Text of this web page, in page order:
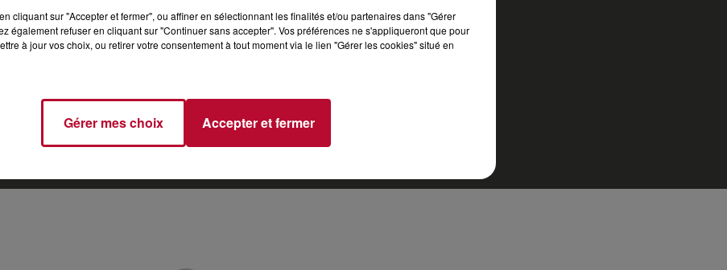
Archives 2026 2025 2024 2023 2022
cliquant sur "Accepter et fermer", ou affiner en sélectionnant les finalités et/ou partenaires dans "Gérer
également refuser en cliquant sur "Continuer sans accepter". Vos préférences ne s'appliqueront que pour
à jour vos choix, ou retirer votre consentement à tout moment via le lien "Gérer les cookies" situé en
Gérer mes choix Accepter et fermer